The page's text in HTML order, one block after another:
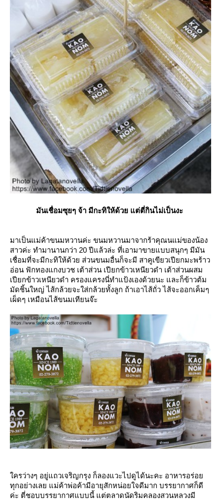
มันเชื่อมซุยๆ จ้า มีกะทิให้ด้วย แต่ตี่กินไม่เป็นงะ
มาเป็นแม่ค้าขนมหวานค่ะ ขนมหวานมาจากร้าคุณนแม่ของน้อง
สาวค่ะ ทำมานานกว่า 20 ปีแล้วล่ะ ที่เอามาขายแบบสนุกๆ มีมัน
เชื่อมที่จะมีกะทิให้ด้วย ส่วนขนมอื่นก็จะมี สาคูเขียวเปียกมะพร้าว
อ่อน ฟักทองแกงบวช เต้าส่วน เปียกข้าวเหนียวดำ เต้าส่วนผสม
เปียกข้าวเหนียวดำ ครองแครงนี่ทำแป้งเองด้วยนะ และก็ข้าวต้ม
มัดชิ้นใหญ่ ไส้กล้วยจะใส่กล้วยทั้งลูก ถ้าเอาไส้ถั่ว ไส้จะออกเค็มๆ
เผ็ดๆ เหมือนไส้ขนมเทียนจ๊ะ
ครว่างๆ อยู่แถวเจริญกรุง ก็ลองแวะไปดูได้นะคะ อาหารอร่อ
ทุกอย่างเลย แม่ค้าพ่อค้ามีอายุสักหน่อยใจดีมาก บรรยากาศก็ดี
ค่ะ ตี่ชอบบรรยากาศแบบนี้ แต่ตลาดนัดริมคลองสวนหลวงมี